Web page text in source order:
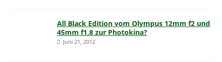
All Black Edition vom Olympus 12mm f2 und
45mm f1.8 zur Photokina?
Juni 21, 2012